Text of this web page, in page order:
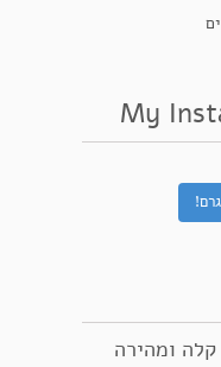
קלה ומהירה